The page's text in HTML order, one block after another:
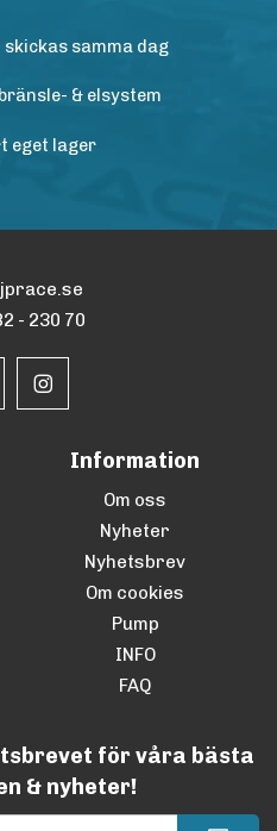
samma dag
& elsystem
eget lager
- 230 70
Information
Om oss
Nyheter
Nyhetsbrev
Om cookies
Pump
INFO
FAQ
för våra bästa
& nyheter!